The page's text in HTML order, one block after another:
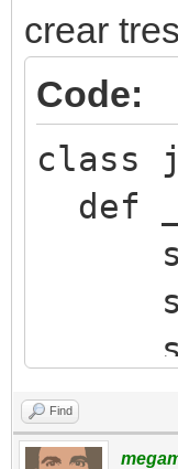
crear
Code:
class
def
Find